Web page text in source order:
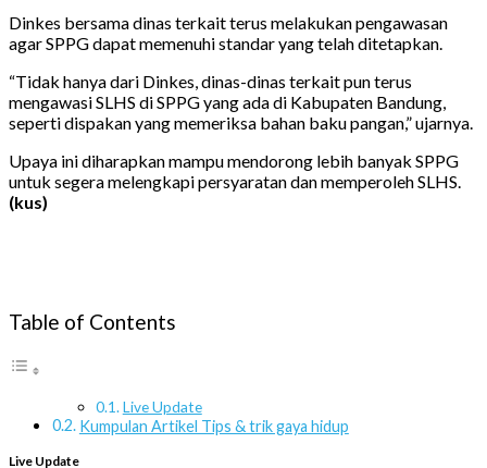
Dinkes bersama dinas terkait terus melakukan pengawasan
agar SPPG dapat memenuhi standar yang telah ditetapkan.
“Tidak hanya dari Dinkes, dinas-dinas terkait pun terus
mengawasi SLHS di SPPG yang ada di Kabupaten Bandung,
seperti dispakan yang memeriksa bahan baku pangan,” ujarnya.
Upaya ini diharapkan mampu mendorong lebih banyak SPPG
untuk segera melengkapi persyaratan dan memperoleh SLHS.
(kus)
Table of Contents
Live Update
Kumpulan Artikel Tips & trik gaya hidup
Live Update